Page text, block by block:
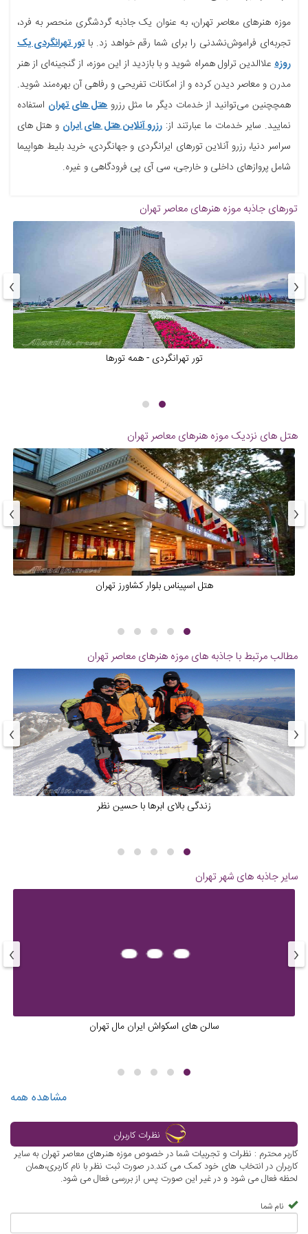
موزه هنرهای معاصر تهران، به عنوان یک جاذبه گردشگری منحصر به فرد،
تجربه‌ای فراموش‌نشدنی را برای شما رقم خواهد زد. باتور تهرانگردی یک
روزه علاالدین تراول همراه شوید و با بازدید از این موزه، از گنجینه‌ای از هنر
مدرن و معاصر دیدن کرده و از امکانات تفریحی و رفاهی آن بهره‌مند شوید.
همچچنین می‌توانید از خدمات دیگر ما مثل رزروهتل های تهران استفاده
نمایید. سایر خدمات ما عبارتند از: رزرو آنلاین هتل های ایران و هتل های
سراسر دنیا، رزرو آنلاین تورهای ایرانگردی و جهانگردی، خرید بلیط هواپیما
شامل پروازهای داخلی و خارجی، سی آی پی فرودگاهی و غیره.
تورهای جاذبه موزه هنرهای معاصر تهران
تور تهرانگردی - همه تورها
‹
›
هتل های نزدیک موزه هنرهای معاصر تهران
هتل اسپیناس بلوار کشاورز تهران
‹
›
مطالب مرتبط با جاذبه های موزه هنرهای معاصر تهران
زندگی بالای ابرها با حسین نظر
‹
›
سایر جاذبه های شهر تهران
سالن های اسکواش ایران مال تهران
‹
›
مشاهده همه
نظرات کاربران
کاربر محترم : نظرات و تجربیات شما در خصوص موزه هنرهای معاصر تهران به سایر
کاربران در انتخاب های خود کمک می کند.در صورت ثبت نظر با نام کاربری،همان
لحظه فعال می شود و در غیر این صورت پس از بررسی فعال می شود.
نام شما